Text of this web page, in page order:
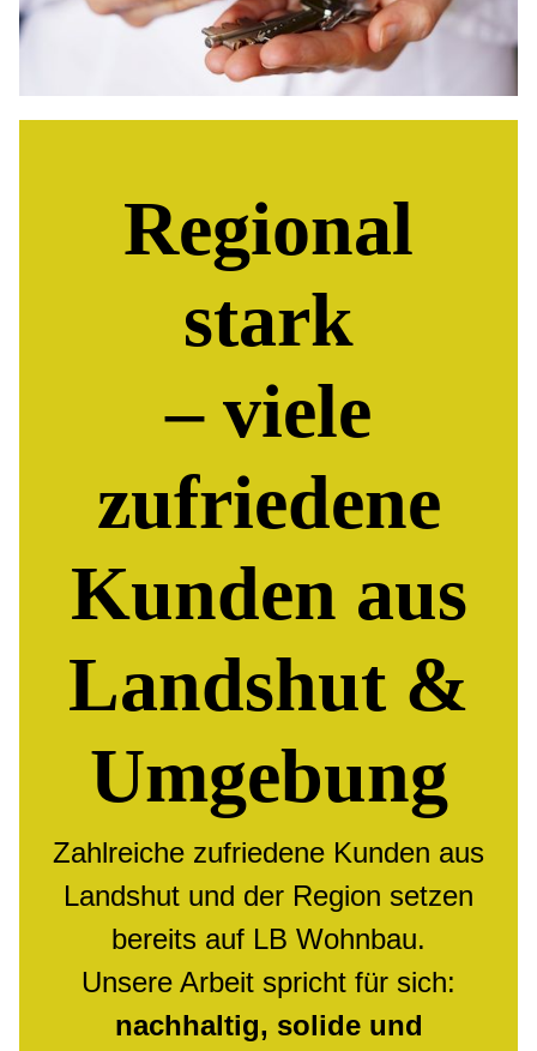
Regional
stark
– viele
zufriedene
Kunden aus
Landshut &
Umgebung
Zahlreiche zufriedene Kunden aus
Landshut und der Region setzen
bereits auf LB Wohnbau.
Unsere Arbeit spricht für sich:
nachhaltig, solide und